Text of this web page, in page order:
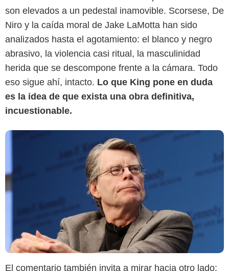
son elevados a un pedestal inamovible. Scorsese, De
Niro y la caída moral de Jake LaMotta han sido
analizados hasta el agotamiento: el blanco y negro
abrasivo, la violencia casi ritual, la masculinidad
herida que se descompone frente a la cámara. Todo
eso sigue ahí, intacto. Lo que King pone en duda
es la idea de que exista una obra definitiva,
incuestionable.
Getty Images
El comentario también invita a mirar hacia otro lado: